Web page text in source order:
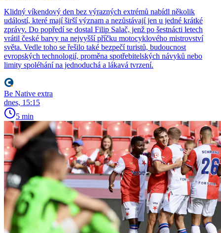
Klidný víkendový den bez výrazných extrémů nabídl několik
událostí, které mají širší význam a nezůstávají jen u jedné krátké
zprávy. Do popředí se dostal Filip Salač, jenž po šestnácti letech
vrátil české barvy na nejvyšší příčku motocyklového mistrovství
světa. Vedle toho se řešilo také bezpečí turistů, budoucnost
evropských technologií, proměna spotřebitelských návyků nebo
limity spoléhání na jednoduchá a lákavá tvrzení.
Be Native extra
dnes, 15:15
5 min